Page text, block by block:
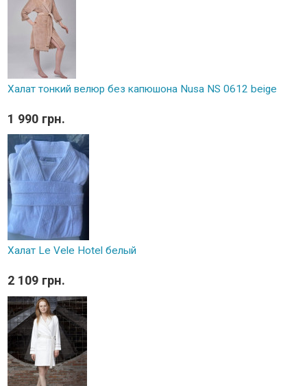
Халат тонкий велюр без капюшона Nusa NS 0612 beige
1 990 грн.
Халат Le Vele Hotel белый
2 109 грн.